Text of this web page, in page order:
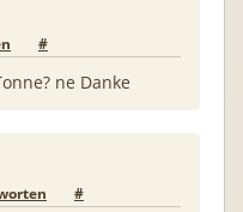
#
ne Danke
#